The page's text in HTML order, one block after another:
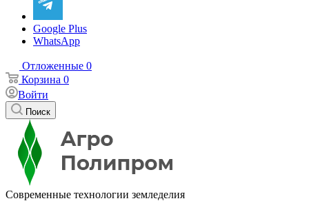
Google Plus
WhatsApp
Отложенные 0
Корзина 0
Войти
Поиск
Современные технологии земледелия